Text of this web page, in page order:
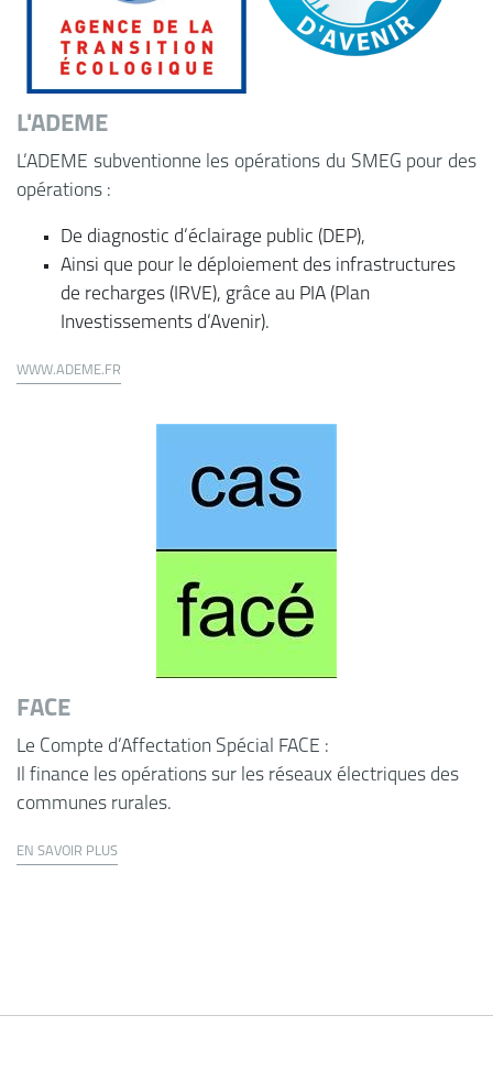
L'ADEME
L’ADEME subventionne les opérations du SMEG pour des
opérations :
De diagnostic d’éclairage public (DEP),
Ainsi que pour le déploiement des infrastructures
de recharges (IRVE), grâce au PIA (Plan
Investissements d’Avenir).
WWW.ADEME.FR
FACE
Le Compte d’Affectation Spécial FACE :
Il finance les opérations sur les réseaux électriques des
communes rurales.
EN SAVOIR PLUS